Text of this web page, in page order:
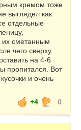
кремом тоже
выглядел как
отдельные
их сметанным
чего сверху
на 4-6
пропитался. Вот
и очень
+4
0